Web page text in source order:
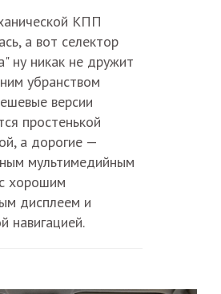
КПП
а вот селектор
ну никак не дружит
убранством
версии
простенькой
а дорогие —
мультимедийным
хорошим
дисплеем и
навигацией.